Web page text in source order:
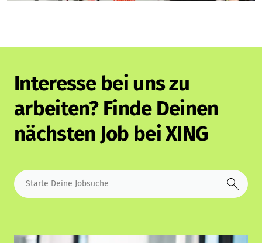
Interesse bei uns zu
arbeiten? Finde Deinen
nächsten Job bei XING